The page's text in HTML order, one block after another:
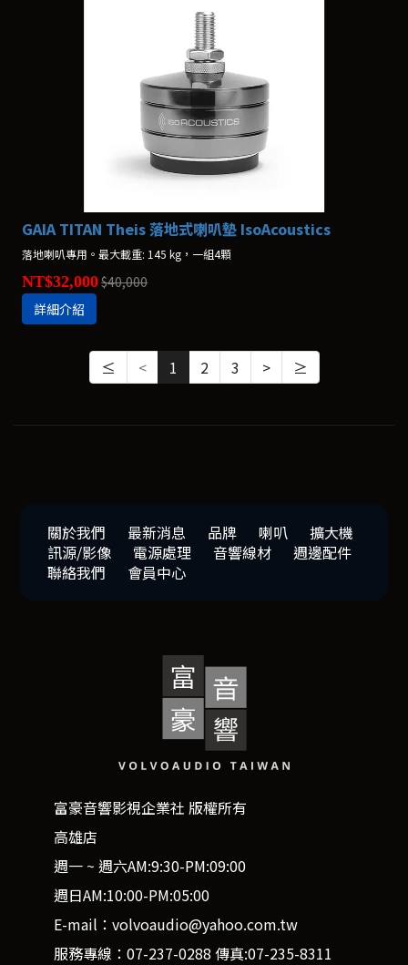
GAIA TITAN Theis 落地式喇叭墊 IsoAcoustics
落地喇叭專用。最大載重: 145 kg，一組4顆
NT$32,000$40,000
詳細介紹
≤ < 1 2 3 > ≥
關於我們 最新消息 品牌 喇叭
擴大機
訊源/影像
電源處理 音響線材
週邊配件
聯絡我們
會員中心
富豪音響影視企業社 版權所有
高雄店
週一 ~ 週六AM:9:30-PM:09:00
週日AM:10:00-PM:05:00
E-mail：volvoaudio@yahoo.com.tw
服務專線：07-237-0288 傳真:07-235-8311